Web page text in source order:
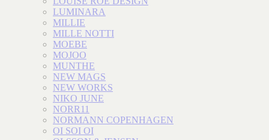
LUMINARA
MILLIE
MILLE NOTTI
MOEBE
MOJOO
MUNTHE
NEW MAGS
NEW WORKS
NIKO JUNE
NORR11
NORMANN COPENHAGEN
OI SOI OI